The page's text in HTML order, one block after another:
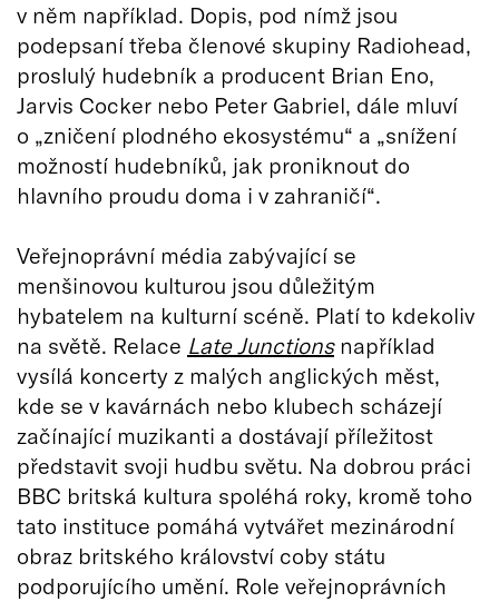
v něm například. Dopis, pod nímž jsou
podepsaní třeba členové skupiny Radiohead,
proslulý hudebník a producent Brian Eno,
Jarvis Cocker nebo Peter Gabriel, dále mluví
o „zničení plodného ekosystému“ a „snížení
možností hudebníků, jak proniknout do
hlavního proudu doma i v zahraničí“.
Veřejnoprávní média zabývající se
menšinovou kulturou jsou důležitým
hybatelem na kulturní scéně. Platí to kdekoliv
na světě. Relace Late Junctionsnapříklad
vysílá koncerty z malých anglických měst,
kde se v kavárnách nebo klubech scházejí
začínající muzikanti a dostávají příležitost
představit svoji hudbu světu. Na dobrou práci
BBC britská kultura spoléhá roky, kromě toho
tato instituce pomáhá vytvářet mezinárodní
obraz britského království coby státu
podporujícího umění. Role veřejnoprávních